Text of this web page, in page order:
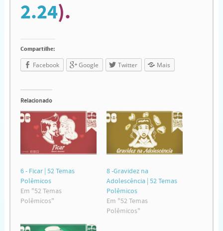
2.24).
Compartilhe:
Facebook Google Twitter Mais
Relacionado
6 - Ficar | 52 Temas
Polêmicos
Em "52 Temas
Polêmicos"
8 -Gravidez na
Adolescência | 52 Temas
Polêmicos
Em "52 Temas
Polêmicos"